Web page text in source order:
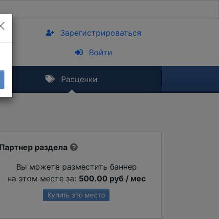
Зарегистрироваться
Войти
Расценки
Партнер раздела
Вы можете разместить баннер
на этом месте за: 500.00 руб / мес
Купить это место